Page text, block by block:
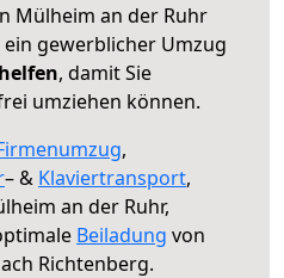
Mülheim an der Ruhr
gewerblicher Umzug
, damit Sie
umziehen können.
,
– & Klaviertransport,
an der Ruhr,
Beiladung von
Richtenberg.